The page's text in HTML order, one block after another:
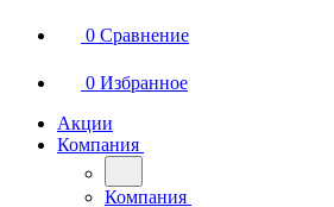
0 Сравнение
0 Избранное
Акции
Компания
Компания